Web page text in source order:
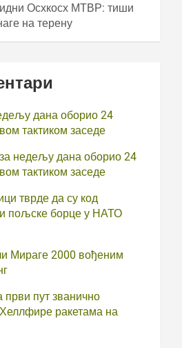
Осхкосх МТВР: тиши
на терену
дана оборио 24
тактиком заседе
недељу дана оборио 24
тактиком заседе
тврде да су код
пољске борце у НАТО
Мираге 2000 вођеним
први пут званично
ракетама на